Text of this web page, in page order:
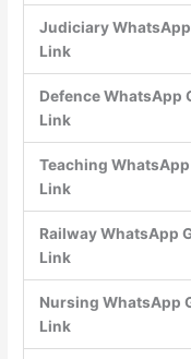
Judiciary
Link
Defence WhatsApp
Link
Teaching
Link
Railway WhatsApp
Link
Nursing WhatsApp
Link